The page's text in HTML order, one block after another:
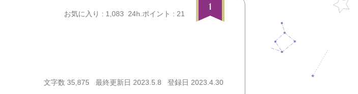
1
お気に入り : 1,083 24h.ポイント : 21
文字数 35,875 最終更新日 2023.5.8 登録日 2023.4.30